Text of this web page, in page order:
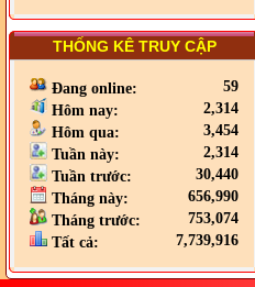
THỐNG KÊ TRUY CẬP
Đang online:
59
Hôm nay:
2,314
Hôm qua:
3,454
Tuần này:
2,314
Tuần trước:
30,440
Tháng này:
656,990
Tháng trước:
753,074
Tất cả:
7,739,916